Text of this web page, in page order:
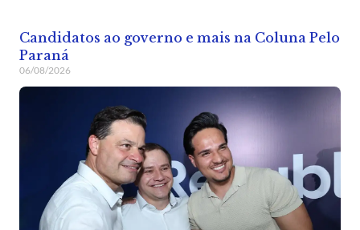
Candidatos ao governo e mais na Coluna Pelo
Paraná
06/08/2026